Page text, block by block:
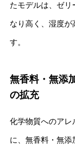
たモデルは、ゼ
なり高く、湿度が
す。
無香料・無添
の拡充
化学物質へのアレ
に、無香料・無添